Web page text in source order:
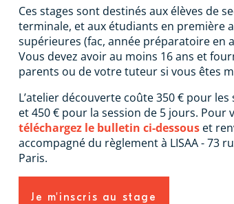
Ces stages sont destinés aux élèves de
terminale, et aux étudiants en première
supérieures (fac, année préparatoire en
Vous devez avoir au moins 16 ans et
parents ou de votre tuteur si vous êtes
L’atelier découverte coûte 350 € pour
et 450 € pour la session de 5 jours. Pour
téléchargez le bulletin ci-dessous et
accompagné du règlement à LISAA - 73
Paris.
Je m'inscris au stage